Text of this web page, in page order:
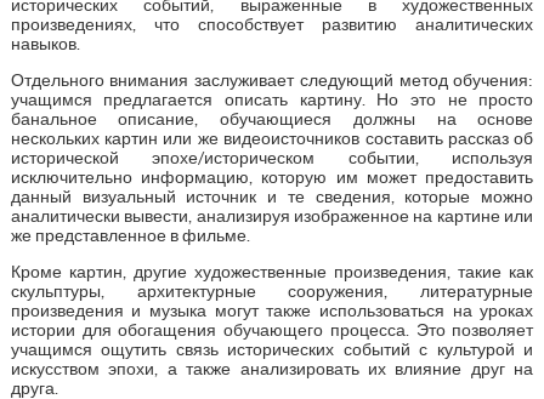
исторических событий, выраженные в художественных
произведениях, что способствует развитию аналитических
навыков.
Отдельного внимания заслуживает следующий метод обучения:
учащимся предлагается описать картину. Но это не просто
банальное описание, обучающиеся должны на основе
нескольких картин или же видеоисточников составить рассказ об
исторической эпохе/историческом событии, используя
исключительно информацию, которую им может предоставить
данный визуальный источник и те сведения, которые можно
аналитически вывести, анализируя изображенное на картине или
же представленное в фильме.
Кроме картин, другие художественные произведения, такие как
скульптуры, архитектурные сооружения, литературные
произведения и музыка могут также использоваться на уроках
истории для обогащения обучающего процесса. Это позволяет
учащимся ощутить связь исторических событий с культурой и
искусством эпохи, а также анализировать их влияние друг на
друга.